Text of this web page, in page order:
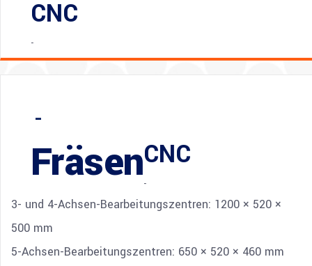
CNC
-
FräsenCNC